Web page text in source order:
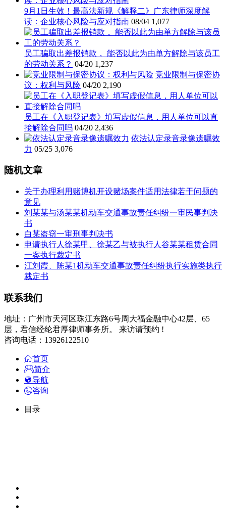
9月1日生效！最高法新规《解释二》广东律师深度解
读：企业核心风险与应对指南 08/04 1,077
员工骗取出差报销款， 能否以此为由单方解除与该员工
的劳动关系？ 04/20 1,237
竞业限制与保密协
议：权利与风险 04/20 2,190
员工在《入职登记表》填写虚假信息，用人单位可以直
接解除合同吗 04/20 2,436
依法认定录音录像遗嘱效
力 05/25 3,076
随机文章
关于办理利用赌博机开设赌场案件适用法律若干问题的
意见
刘某某与汤某某机动车交通事故责任纠纷一审民事判决
书
白某盗窃一审刑事判决书
申请执行人徐某甲、徐某乙与被执行人谷某某租赁合同
一案执行裁定书
江刘霞、陈某1机动车交通事故责任纠纷执行实施类执行
裁定书
联系我们
地址：广州市天河区珠江东路6号周大福金融中心42层、65
层，君信经纶君厚律师事务所。 来访请预约 !
咨询电话：13926122510
首页
简介
导航
咨询
目录